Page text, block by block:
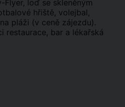
Flyer, loď se skleněným
hřiště, volejbal,
pláži (v ceně zájezdu).
restaurace, bar a lékařská